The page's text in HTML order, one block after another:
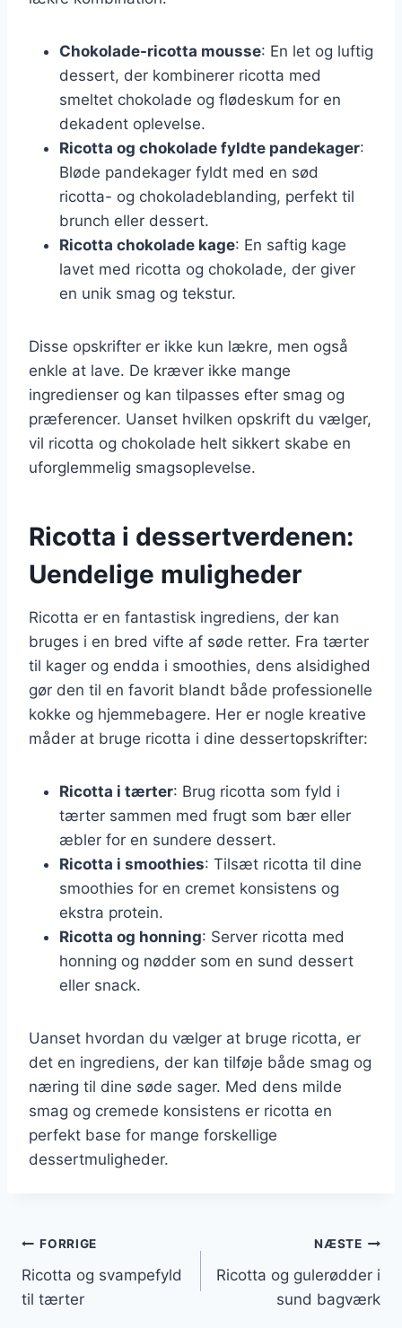
Chokolade-ricotta mousse: En let og luftig
dessert, der kombinerer ricotta med
smeltet chokolade og flødeskum for en
dekadent oplevelse.
Ricotta og chokolade fyldte pandekager:
Bløde pandekager fyldt med en sød
ricotta- og chokoladeblanding, perfekt til
brunch eller dessert.
Ricotta chokolade kage: En saftig kage
lavet med ricotta og chokolade, der giver
en unik smag og tekstur.
Disse opskrifter er ikke kun lækre, men også
enkle at lave. De kræver ikke mange
ingredienser og kan tilpasses efter smag og
præferencer. Uanset hvilken opskrift du vælger,
vil ricotta og chokolade helt sikkert skabe en
uforglemmelig smagsoplevelse.
Ricotta i dessertverdenen:
Uendelige muligheder
Ricotta er en fantastisk ingrediens, der kan
bruges i en bred vifte af søde retter. Fra tærter
til kager og endda i smoothies, dens alsidighed
gør den til en favorit blandt både professionelle
kokke og hjemmebagere. Her er nogle kreative
måder at bruge ricotta i dine dessertopskrifter:
Ricotta i tærter: Brug ricotta som fyld i
tærter sammen med frugt som bær eller
æbler for en sundere dessert.
Ricotta i smoothies: Tilsæt ricotta til dine
smoothies for en cremet konsistens og
ekstra protein.
Ricotta og honning: Server ricotta med
honning og nødder som en sund dessert
eller snack.
Uanset hvordan du vælger at bruge ricotta, er
det en ingrediens, der kan tilføje både smag og
næring til dine søde sager. Med dens milde
smag og cremede konsistens er ricotta en
perfekt base for mange forskellige
dessertmuligheder.
Indlægsnavigation
FORRIGE
Ricotta og svampefyld
til tærter
NÆSTE
Ricotta og gulerødder i
sund bagværk